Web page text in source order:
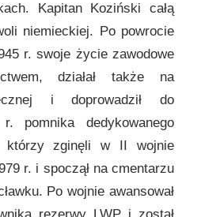
Kapitan Koziński całą
niemieckiej. Po powrocie
r. swoje życie zawodowe
działał także na
i doprowadził do
pomnika dedykowanego
którzy zginęli w II wojnie
r. i spoczął na cmentarzu
Po wojnie awansował